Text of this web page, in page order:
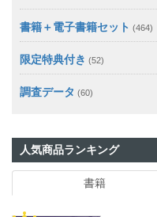
書籍＋電子書籍セット (464)
限定特典付き (52)
調査データ (60)
人気商品ランキング
書籍